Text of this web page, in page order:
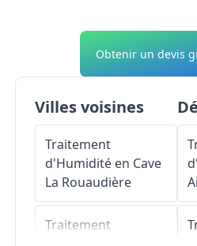
Obtenir un devis
Villes voisines
Traitement
d'Humidité en Cave
La Rouaudière
Traitement